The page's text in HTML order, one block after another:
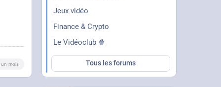
un mois
Jeux vidéo
Finance & Crypto
Le Vidéoclub 🍿
Tous les forums